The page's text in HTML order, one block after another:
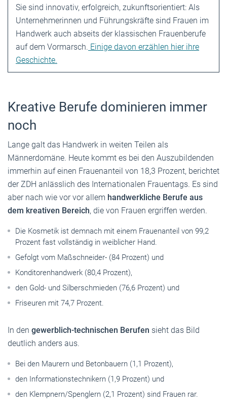
Sie sind innovativ, erfolgreich, zukunftsorientiert: Als
Unternehmerinnen und Führungskräfte sind Frauen im
Handwerk auch abseits der klassischen Frauenberufe
auf dem ­Vormarsch. Einige davon erzählen hier ihre
Geschichte.
Kreative Berufe dominieren immer
noch
Lange galt das Handwerk in weiten Teilen als
Männerdomäne. Heute kommt es bei den Auszubildenden
immerhin auf einen Frauenanteil von 18,3 Prozent, berichtet
der ZDH anlässlich des Internationalen Frauentags. Es sind
aber nach wie vor vor allem handwerkliche Berufe aus
dem kreativen Bereich, die von Frauen ergriffen werden.
Die Kosmetik ist demnach mit einem Frauenanteil von 99,2
Prozent fast vollständig in weiblicher Hand.
Gefolgt vom Maßschneider- (84 Prozent) und
Konditorenhandwerk (80,4 Prozent),
den Gold- und Silberschmieden (76,6 Prozent) und
Friseuren mit 74,7 Prozent.
In den gewerblich-technischen Berufen sieht das Bild
deutlich anders aus.
Bei den Maurern und Betonbauern (1,1 Prozent),
den Informationstechnikern (1,9 Prozent) und
den Klempnern/Spenglern (2,1 Prozent) sind Frauen rar.